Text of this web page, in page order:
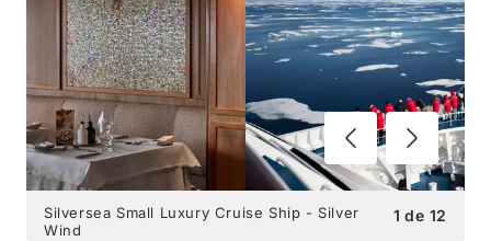
1 de 12
Silversea Small Luxury Cruise Ship - Silver
Wind